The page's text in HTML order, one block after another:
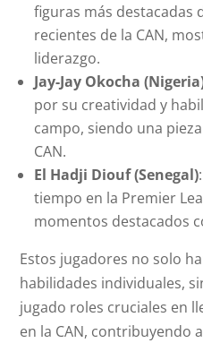
figuras más destacadas
recientes de la CAN,
liderazgo.
Jay-Jay Okocha
por su creatividad y
campo, siendo una
CAN.
El Hadji Diouf (Senegal)
tiempo en la Premier
momentos destacados
Estos jugadores no solo
habilidades individuales,
jugado roles cruciales en
en la CAN, contribuyendo